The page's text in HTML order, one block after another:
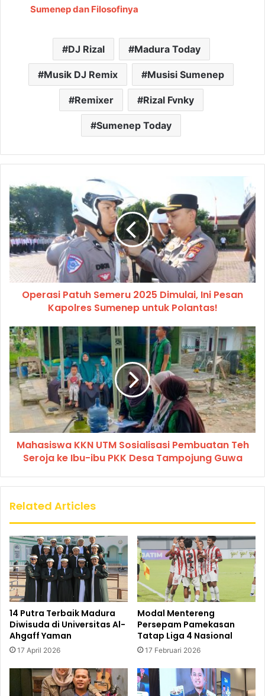
Sumenep dan Filosofinya
DJ Rizal Madura Today
Musik DJ Remix Musisi Sumenep
Remixer Rizal Fvnky
Sumenep Today
Operasi Patuh Semeru 2025 Dimulai, Ini Pesan
Kapolres Sumenep untuk Polantas!
Mahasiswa KKN UTM Sosialisasi Pembuatan Teh
Seroja ke Ibu-ibu PKK Desa Tampojung Guwa
Related Articles
14 Putra Terbaik Madura
Diwisuda di Universitas Al-
Ahgaff Yaman
17 April 2026
Modal Mentereng
Persepam Pamekasan
Tatap Liga 4 Nasional
17 Februari 2026